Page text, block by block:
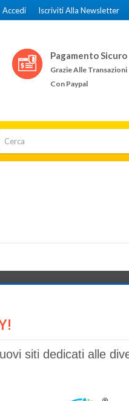
Iscriviti Alla Newsletter
Accedi
Pagamento Sicuro
Grazie Alle Transazioni
Con Paypal
siti dedicati alle